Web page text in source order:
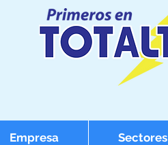
Empresa Sectores